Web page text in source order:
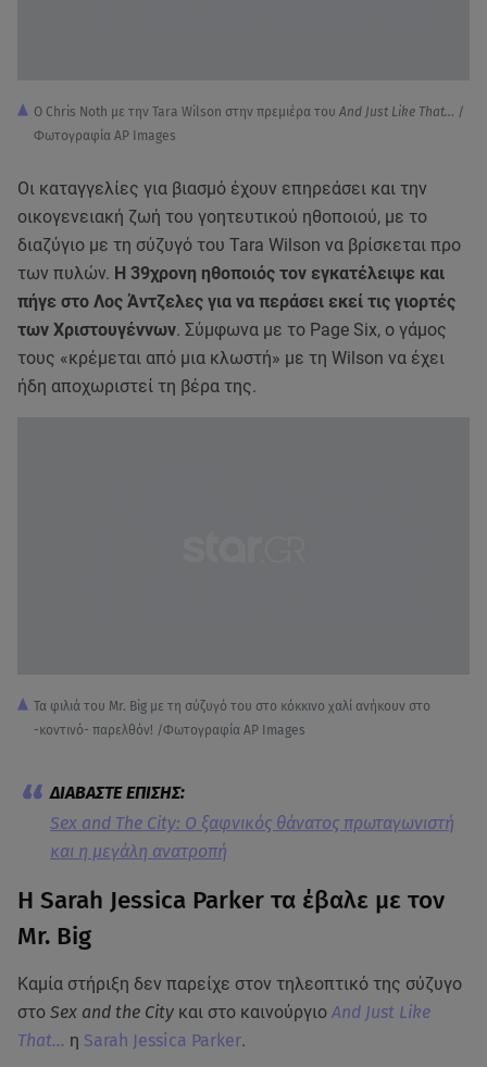
Ο Chris Noth με την Tara Wilson στην πρεμιέρα του And Just Like That... /
Φωτογραφία AP Images
Οι καταγγελίες για βιασμό έχουν επηρεάσει και την
οικογενειακή ζωή του γοητευτικού ηθοποιού, με το
διαζύγιο με τη σύζυγό του Tara Wilson να βρίσκεται προ
των πυλών. Η 39χρονη ηθοποιός τον εγκατέλειψε και
πήγε στο Λος Άντζελες για να περάσει εκεί τις γιορτές
των Χριστουγέννων. Σύμφωνα με το Page Six, ο γάμος
τους «κρέμεται από μια κλωστή» με τη Wilson να έχει
ήδη αποχωριστεί τη βέρα της.
Τα φιλιά του Mr. Big με τη σύζυγό του στο κόκκινο χαλί ανήκουν στο
-κοντινό- παρελθόν! /Φωτογραφία AP Images
Sex and The City: Ο ξαφνικός θάνατος πρωταγωνιστή
και η μεγάλη ανατροπή
Η Sarah Jessica Parker τα έβαλε με τον
Mr. Big
Καμία στήριξη δεν παρείχε στον τηλεοπτικό της σύζυγο
στο Sex and the City και στο καινούργιο And Just Like
That… η Sarah Jessica Parker.